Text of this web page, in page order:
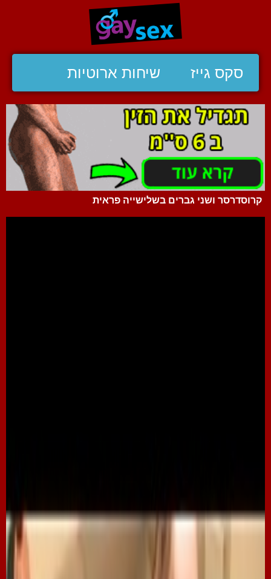
סקס גייז שיחות ארוטיות
קרוסדרסר ושני גברים בשלישייה פראית